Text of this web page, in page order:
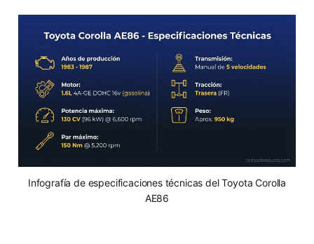
Infografía de especificaciones técnicas del Toyota Corolla
AE86